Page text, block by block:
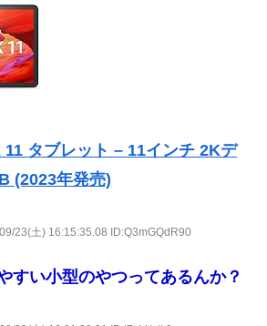
タブレット – 11インチ 2Kデ
(2023年発売)
23(土) 16:15:35.08 ID:Q3mGQdR90
すい小型のやつってあるんか？